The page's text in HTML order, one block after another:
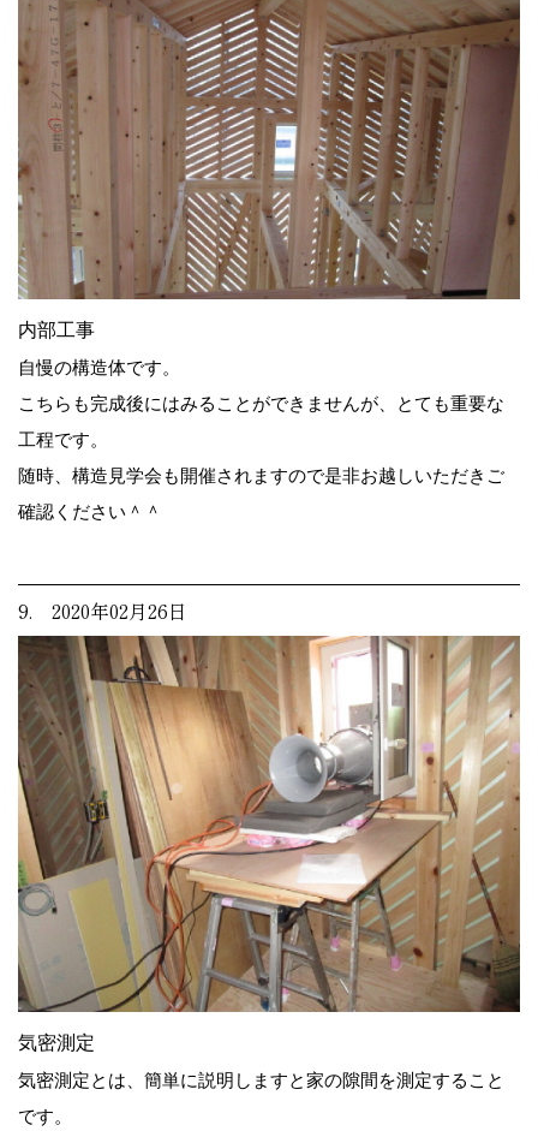
内部工事
自慢の構造体です。
こちらも完成後にはみることができませんが、とても重要な
工程です。
随時、構造見学会も開催されますので是非お越しいただきご
確認ください＾＾
9. 2020年02月26日
気密測定
気密測定とは、簡単に説明しますと家の隙間を測定すること
です。